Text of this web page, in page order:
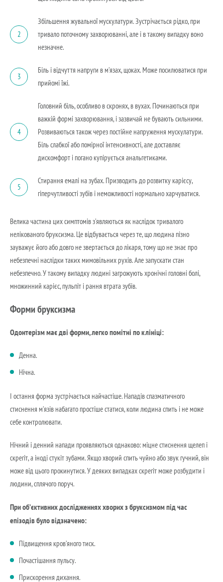
2
Збільшення жувальної мускулатури. Зустрічається рідко, при
тривало поточному захворюванні, але і в такому випадку воно
незначне.
3
Біль і відчуття напруги в м’язах, щоках. Може посилюватися при
прийомі їжі.
4
Головний біль, особливо в скронях, в вухах. Починаються при
важкій формі захворювання, і зазвичай не бувають сильними.
Розвиваються також через постійне напруження мускулатури.
Біль слабкої або помірної інтенсивності, але доставляє
дискомфорт і погано купірується анальгетиками.
5
Стирання емалі на зубах. Призводить до розвитку карієсу,
гіперчутливості зубів і неможливості нормально харчуватися.
Велика частина цих симптомів з’являються як наслідок тривалого
нелікованого бруксизма. Це відбувається через те, що людина пізно
зауважує його або довго не звертається до лікаря, тому що не знає про
небезпечні наслідки таких мимовільних рухів. Але запускати стан
небезпечно. У такому випадку людині загрожують хронічні головні болі,
множинний карієс, пульпіт і рання втрата зубів.
Форми бруксизма
Одонтерізм має дві форми, легко помітні по клініці:
Денна.
Нічна.
І остання форма зустрічається найчастіше. Нападів спазматичного
стиснення м’язів набагато простіше статися, коли людина спить і не може
себе контролювати.
Нічний і денний напади проявляються однаково: міцне стиснення щелеп і
скрегіт, а іноді стукіт зубами. Якщо хворий спить чуйно або звук гучний, він
може від цього прокинутися. У деяких випадках скрегіт може розбудити і
людини, сплячого поруч.
При об’єктивних дослідженнях хворих з бруксизмом під час
епізодів було відзначено:
Підвищення кров’яного тиск.
Почастішання пульсу.
Прискорення дихання.